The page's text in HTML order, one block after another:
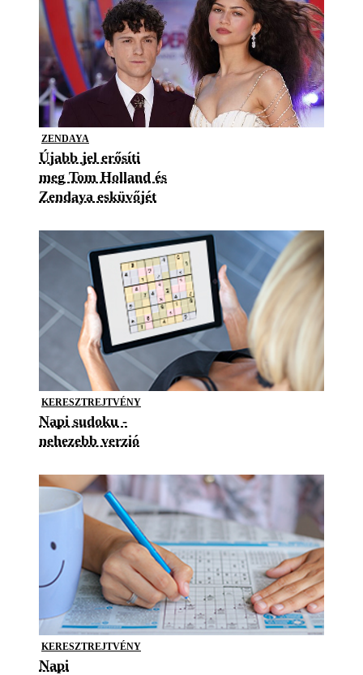
ZENDAYA
Újabb jel erősíti
meg Tom Holland és
Zendaya esküvőjét
KERESZTREJTVÉNY
Napi sudoku -
nehezebb verzió
KERESZTREJTVÉNY
Napi